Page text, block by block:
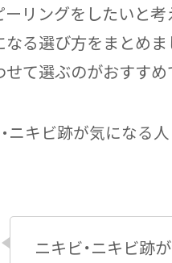
ーリングをしたいと考
なる選び方をまとめま
て選ぶのがおすすめ
ニキビ跡が気になる人
ニキビ・ニキビ跡